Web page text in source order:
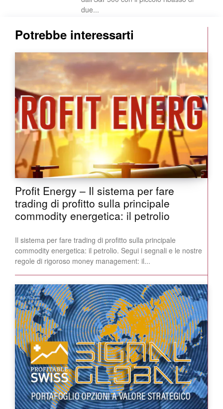
due...
Potrebbe interessarti
Profit Energy – Il sistema per fare
trading di profitto sulla principale
commodity energetica: il petrolio
Il sistema per fare trading di profitto sulla principale
commodity energetica: il petrolio. Segui i segnali e le nostre
regole di rigoroso money management: il...